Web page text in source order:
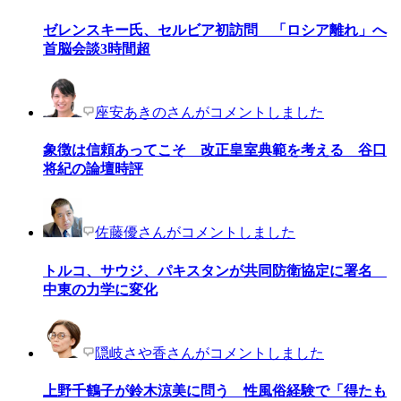
ゼレンスキー氏、セルビア初訪問 「ロシア離れ」へ
首脳会談3時間超
座安あきのさんがコメントしました
象徴は信頼あってこそ 改正皇室典範を考える 谷口
将紀の論壇時評
佐藤優さんがコメントしました
トルコ、サウジ、パキスタンが共同防衛協定に署名
中東の力学に変化
隠岐さや香さんがコメントしました
上野千鶴子が鈴木涼美に問う 性風俗経験で「得たも